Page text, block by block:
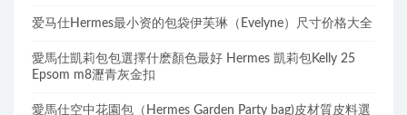
爱马仕Hermes最小资的包袋伊芙琳（Evelyne）尺寸价格大全
愛馬仕凱莉包包選擇什麽顏色最好 Hermes 凱莉包Kelly 25
Epsom m8瀝青灰金扣
愛馬仕空中花園包（Hermes Garden Party bag)皮材質皮料選